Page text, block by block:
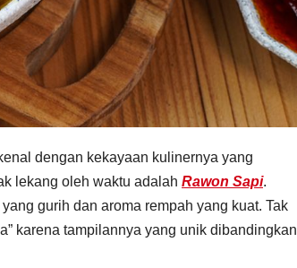
dengan kekayaan kulinernya yang
lekang oleh waktu adalah Rawon Sapi.
gurih dan aroma rempah yang kuat. Tak
karena tampilannya yang unik dibandingkan